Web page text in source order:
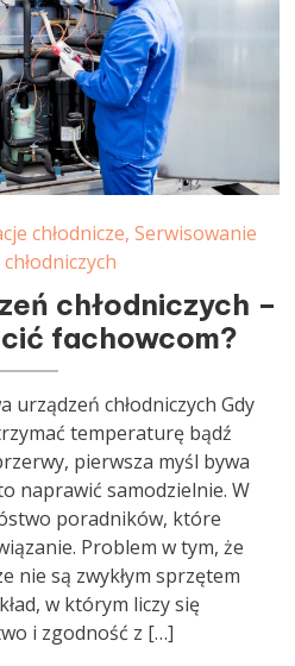
chłodnicze, Serwisowanie
chłodniczych –
fachowcom?
chłodniczych Gdy
temperaturę bądź
pierwsza myśl bywa
naprawić samodzielnie. W
poradników, które
Problem w tym, że
nie są zwykłym sprzętem
w którym liczy się
i zgodność z […]